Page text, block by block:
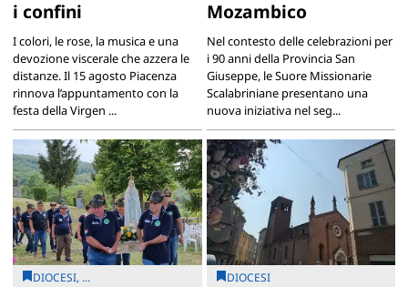
i confini
I colori, le rose, la musica e una
devozione viscerale che azzera le
distanze. Il 15 agosto Piacenza
rinnova l’appuntamento con la
festa della Virgen ...
Mozambico
Nel contesto delle celebrazioni per
i 90 anni della Provincia San
Giuseppe, le Suore Missionarie
Scalabriniane presentano una
nuova iniziativa nel seg...
DIOCESI, ... DIOCESI